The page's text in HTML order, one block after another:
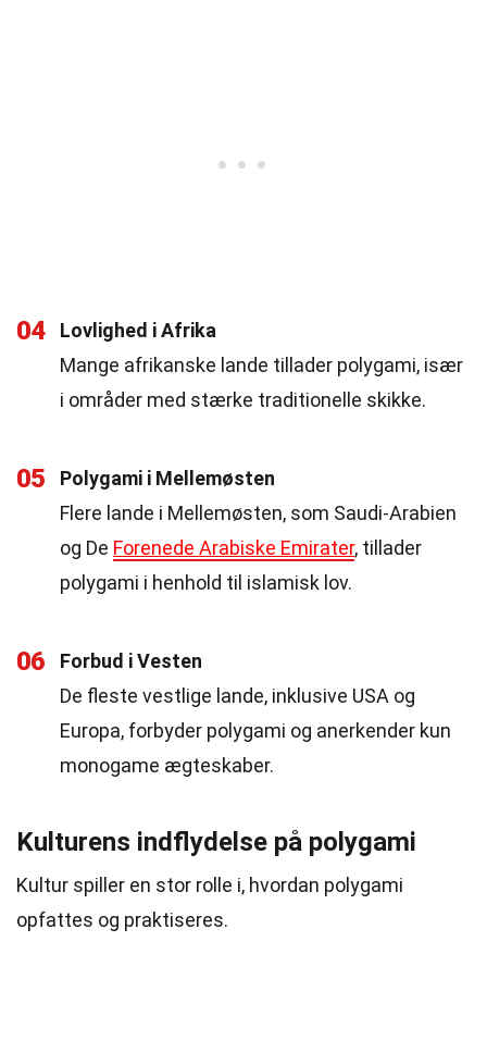
04
Lovlighed i Afrika
Mange afrikanske lande tillader polygami, især
i områder med stærke traditionelle skikke.
05
Polygami i Mellemøsten
Flere lande i Mellemøsten, som Saudi-Arabien
og De Forenede Arabiske Emirater, tillader
polygami i henhold til islamisk lov.
06
Forbud i Vesten
De fleste vestlige lande, inklusive USA og
Europa, forbyder polygami og anerkender kun
monogame ægteskaber.
Kulturens indflydelse på polygami
Kultur spiller en stor rolle i, hvordan polygami
opfattes og praktiseres.